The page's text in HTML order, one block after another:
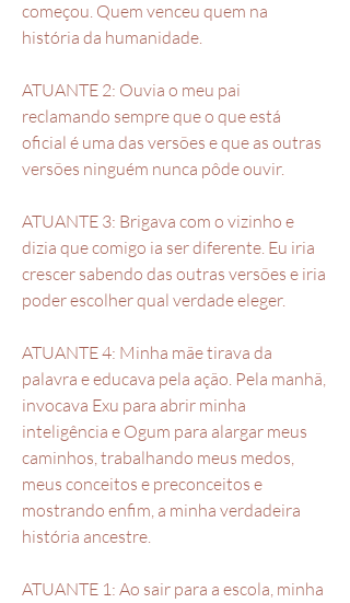
começou. Quem venceu quem na
história da humanidade.
ATUANTE 2: Ouvia o meu pai
reclamando sempre que o que está
oficial é uma das versões e que as outras
versões ninguém nunca pôde ouvir.
ATUANTE 3: Brigava com o vizinho e
dizia que comigo ia ser diferente. Eu iria
crescer sabendo das outras versões e iria
poder escolher qual verdade eleger.
ATUANTE 4: Minha mãe tirava da
palavra e educava pela ação. Pela manhã,
invocava Exu para abrir minha
inteligência e Ogum para alargar meus
caminhos, trabalhando meus medos,
meus conceitos e preconceitos e
mostrando enfim, a minha verdadeira
história ancestre.
ATUANTE 1: Ao sair para a escola, minha